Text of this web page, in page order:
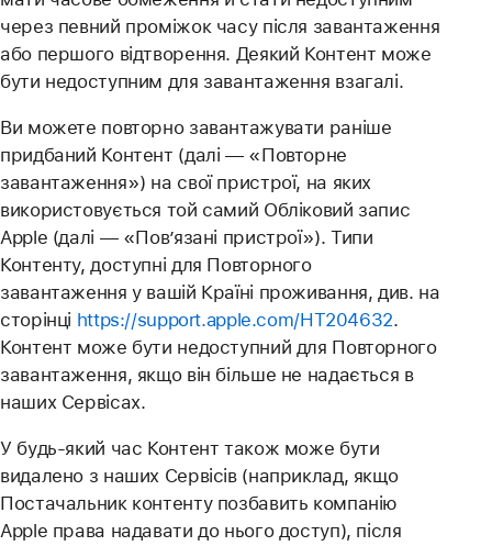
через певний проміжок часу після завантаження
або першого відтворення. Деякий Контент може
бути недоступним для завантаження взагалі.
Ви можете повторно завантажувати раніше
придбаний Контент (далі — «Повторне
завантаження») на свої пристрої, на яких
використовується той самий Обліковий запис
Apple (далі — «Пов’язані пристрої»). Типи
Контенту, доступні для Повторного
завантаження у вашій Країні проживання, див. на
сторінці https://support.apple.com/HT204632.
Контент може бути недоступний для Повторного
завантаження, якщо він більше не надається в
наших Сервісах.
У будь-який час Контент також може бути
видалено з наших Сервісів (наприклад, якщо
Постачальник контенту позбавить компанію
Apple права надавати до нього доступ), після